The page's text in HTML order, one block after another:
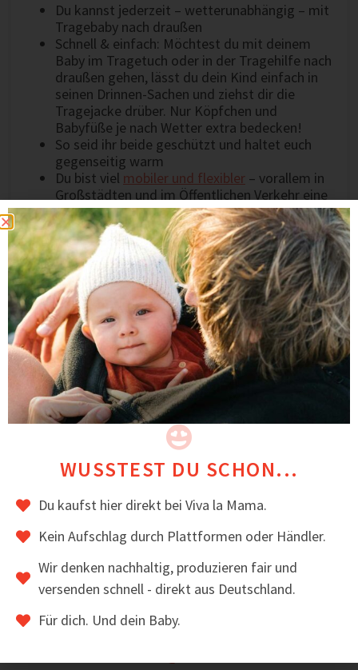
Du kannst jederzeit – wetterunabhängig – mit
Tragebaby nach draußen
Schnell & einfach: Möchtest du mit deinem
Baby im Tragetuch oder in der Tragehilfe nach
draußen gehen, lässt du dein Kind einfach in
seinen Drinnen-Sachen und ziehst dir die
Tragejacke drüber. Nur Köpfchen und
Babyfüße je nach Wetter extra bedecken!
So seid ihr beide geschützt und haltet euch
gegenseitig warm
Du bist viel mobiler und flexibler – vorallem in
Großstädten und im Öffentlichen Verkehr eine
Erleichterung
Eine gute Tragejacke ist ein Must-Have für
jeden Outdoor-Fan mit Baby
Was macht eine gute Tragejacke aus?
All-in-One Jacke: Umstandsjacke,
Tragejacke und normale Jacke in einem
Folge deinem Herzen!
FOLGE VIVA LA MAMA
WUSSTEST DU SCHON...
Du kaufst hier direkt bei Viva la Mama.
Kein Aufschlag durch Plattformen oder Händler.
Wir denken nachhaltig, produzieren fair und
versenden schnell - direkt aus Deutschland.
Für dich. Und dein Baby.